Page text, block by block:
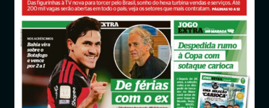
Jornais
Notícias
Entrar